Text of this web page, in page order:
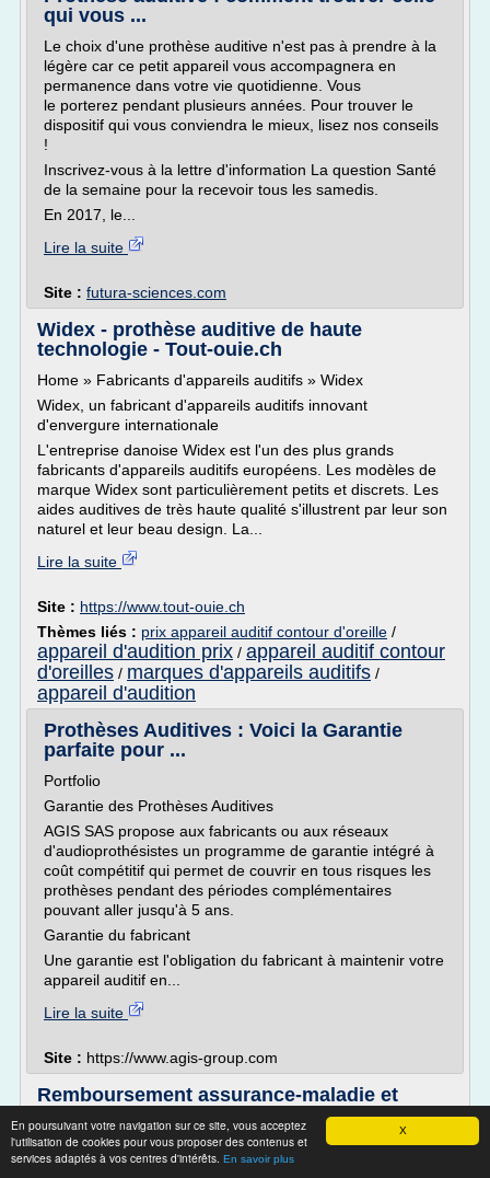
X
En poursuivant votre navigation sur ce site, vous acceptez
l'utilisation de cookies pour vous proposer des contenus et
services adaptés à vos centres d'intérêts. En savoir plus
qui vous ...
Le choix d'une prothèse auditive n'est pas à prendre à la
légère car ce petit appareil vous accompagnera en
permanence dans votre vie quotidienne. Vous
le porterez pendant plusieurs années. Pour trouver le
dispositif qui vous conviendra le mieux, lisez nos conseils
!
Inscrivez-vous à la lettre d'information La question Santé
de la semaine pour la recevoir tous les samedis.
En 2017, le...
Lire la suite
Site : futura-sciences.com
Widex - prothèse auditive de haute
technologie - Tout-ouie.ch
Home » Fabricants d'appareils auditifs » Widex
Widex, un fabricant d'appareils auditifs innovant
d'envergure internationale
L'entreprise danoise Widex est l'un des plus grands
fabricants d'appareils auditifs européens. Les modèles de
marque Widex sont particulièrement petits et discrets. Les
aides auditives de très haute qualité s'illustrent par leur son
naturel et leur beau design. La...
Lire la suite
Site : https://www.tout-ouie.ch
Thèmes liés : prix appareil auditif contour d'oreille /
appareil d'audition prix / appareil auditif contour
d'oreilles / marques d'appareils auditifs /
appareil d'audition
Prothèses Auditives : Voici la Garantie
parfaite pour ...
Portfolio
Garantie des Prothèses Auditives
AGIS SAS propose aux fabricants ou aux réseaux
d'audioprothésistes un programme de garantie intégré à
coût compétitif qui permet de couvrir en tous risques les
prothèses pendant des périodes complémentaires
pouvant aller jusqu'à 5 ans.
Garantie du fabricant
Une garantie est l'obligation du fabricant à maintenir votre
appareil auditif en...
Lire la suite
Site : https://www.agis-group.com
Remboursement assurance-maladie et
Mutuelle prothèses auditives
Choisir une bonne mutuelle pour les prothèses auditives